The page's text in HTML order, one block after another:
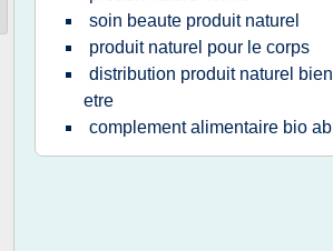
soin beaute produit naturel
produit naturel pour le corps
distribution produit naturel bien
etre
complement alimentaire bio ab